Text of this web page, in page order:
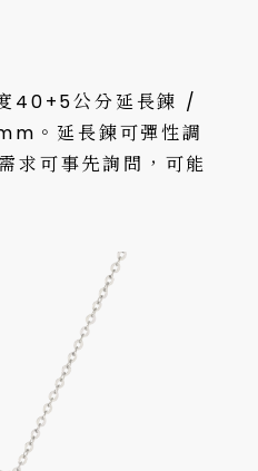
40+5公分延長鍊 /
。延長鍊可彈性調
求可事先詢問，可能